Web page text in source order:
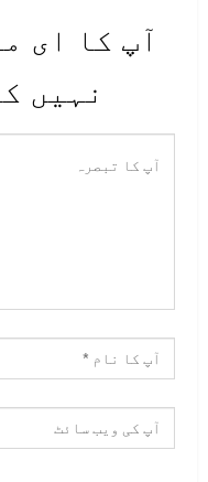
آپ کا ای
نہیں